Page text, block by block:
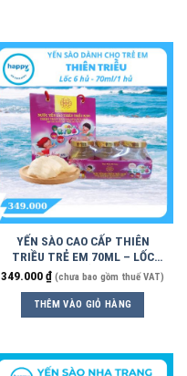
YẾN SÀO CAO CẤP THIÊN
TRIỀU TRẺ EM 70ML – LỐC
6HỦ
349.000₫ (chưa bao gồm thuế VAT)
THÊM VÀO GIỎ HÀNG